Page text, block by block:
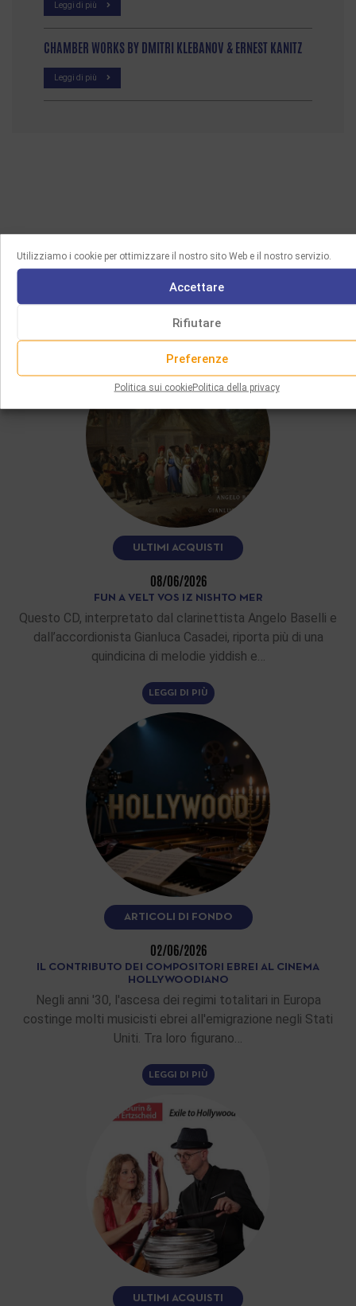
Utilizziamo i cookie per ottimizzare il nostro sito Web e il nostro servizio.
Accettare
Rifiutare
Preferenze
Politica sui cookiePolitica della privacy
Leggi di più
CHAMBER WORKS BY DMITRI KLEBANOV & ERNEST KANITZ
Leggi di più
VI PIACERÀ ANCHE
ULTIMI ACQUISTI
08/06/2026
FUN A VELT VOS IZ NISHTO MER
Questo CD, interpretato dal clarinettista Angelo Baselli e
dall’accordionista Gianluca Casadei, riporta più di una
quindicina di melodie yiddish e…
LEGGI DI PIÙ
ARTICOLI DI FONDO
02/06/2026
IL CONTRIBUTO DEI COMPOSITORI EBREI AL CINEMA
HOLLYWOODIANO
Negli anni '30, l'ascesa dei regimi totalitari in Europa
costinge molti musicisti ebrei all'emigrazione negli Stati
Uniti. Tra loro figurano…
LEGGI DI PIÙ
ULTIMI ACQUISTI